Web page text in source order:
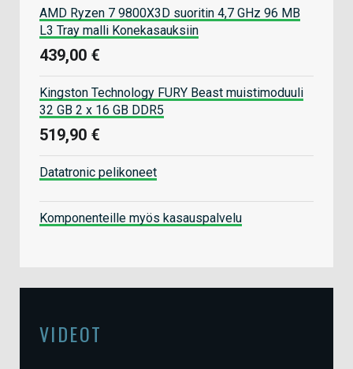
AMD Ryzen 7 9800X3D suoritin 4,7 GHz 96 MB
L3 Tray malli Konekasauksiin
439,00 €
Kingston Technology FURY Beast muistimoduuli
32 GB 2 x 16 GB DDR5
519,90 €
Datatronic pelikoneet
Komponenteille myös kasauspalvelu
VIDEOT